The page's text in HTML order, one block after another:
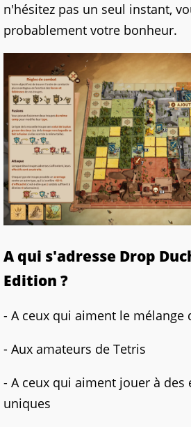
n'hésitez pas un seul instant,
probablement votre bonheur.
A qui s'adresse Drop
Edition ?
- A ceux qui aiment le mélange
- Aux amateurs de Tetris
- A ceux qui aiment jouer à des
uniques